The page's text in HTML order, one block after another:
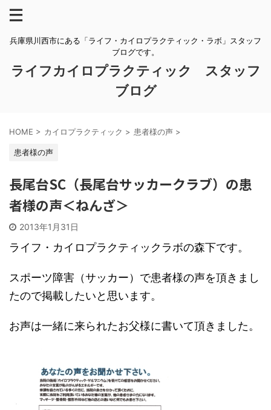
兵庫県川西市にある「ライフ・カイロプラクティック・ラボ」スタッフ
ブログです。
ライフカイロプラクティック スタッフ
ブログ
HOME > カイロプラクティック > 患者様の声 >
患者様の声
長尾台SC（長尾台サッカークラブ）の患
者様の声＜ねんざ＞
2013年1月31日
ライフ・カイロプラクティックラボの森下です。
スポーツ障害（サッカー）で患者様の声を頂きまし
たので掲載したいと思います。
お声は一緒に来られたお父様に書いて頂きました。